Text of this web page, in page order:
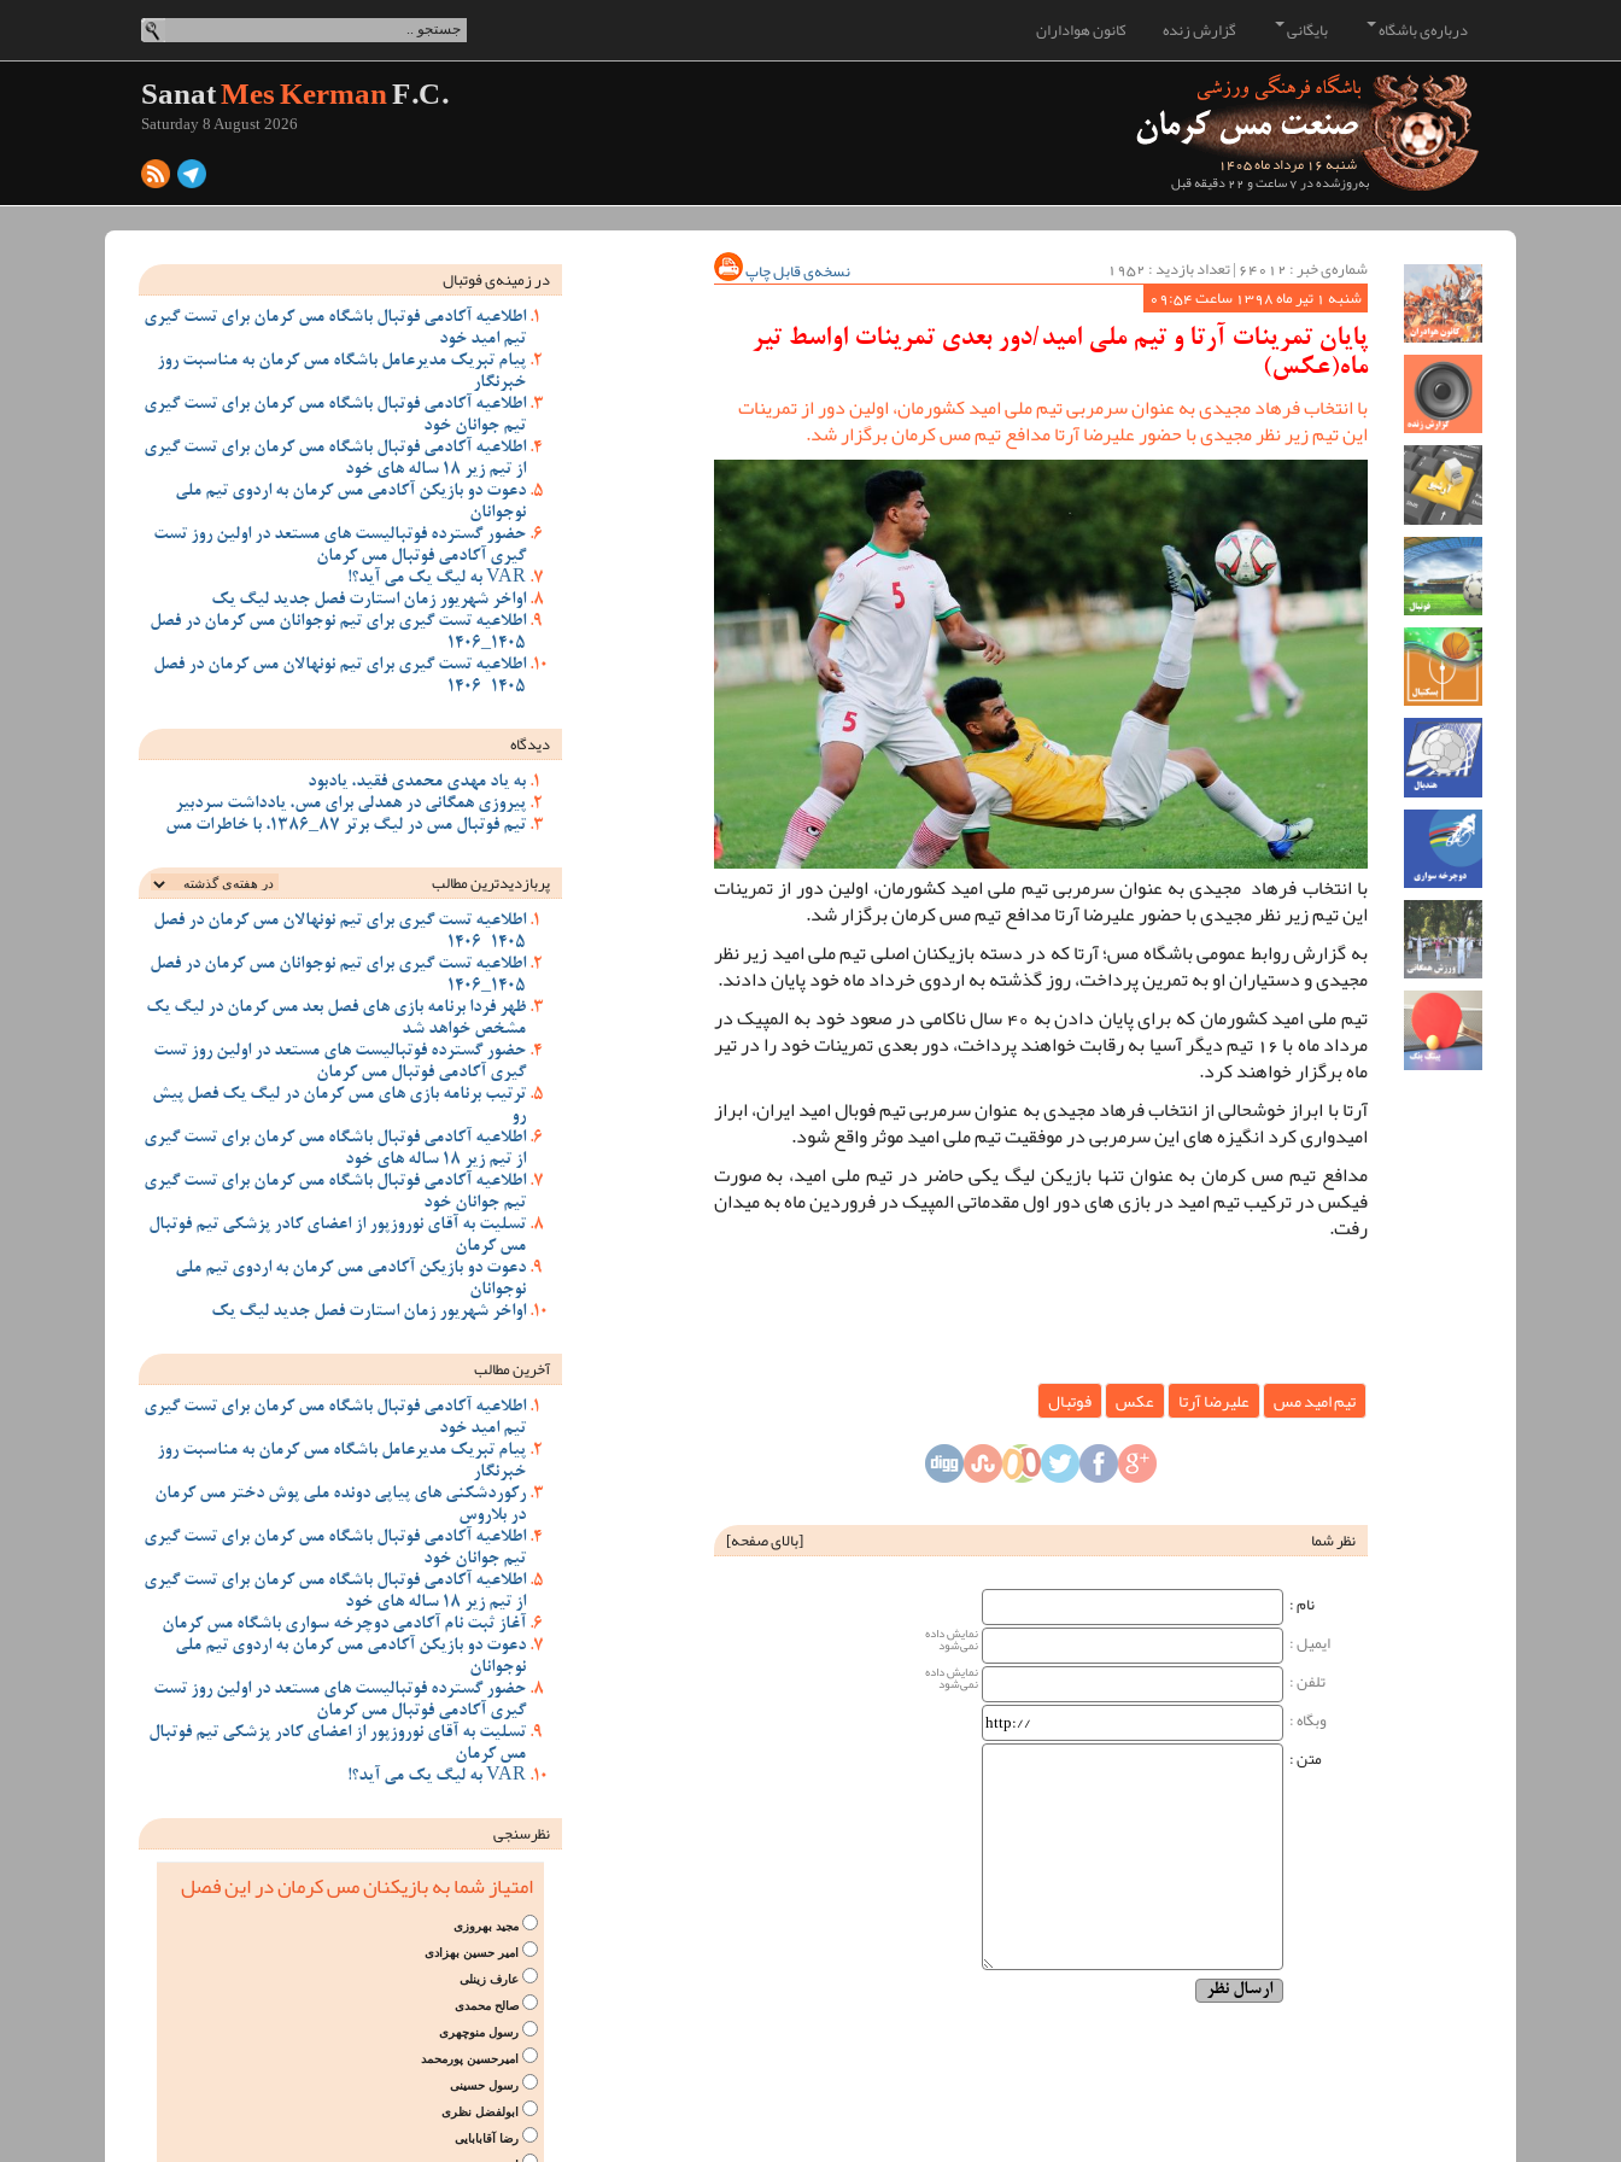
کانون هواداران گزارش زنده بایگانی درباره‌ی باشگاه
شنبه 16 مرداد ماه 1405
به‌روزشده در 7 ساعت و 22 دقیقه قبل
SanatMes KermanF.C.
Saturday 8 August 2026
شماره‌ی خبر : ‌64012 | تعداد بازدید : 1952
نسخه‌ی قابل چاپ
شنبه 1 تیر ماه 1398 ساعت 09:54
پایان تمرینات آرتا و تیم ملی امید/دور بعدی تمرینات اواسط تیر
ماه(عکس)
با انتخاب فرهاد مجیدی به عنوان سرمربی تیم ملی امید کشورمان، اولین دور از تمرینات
این تیم زیر نظر مجیدی با حضور علیرضا آرتا مدافع تیم مس کرمان برگزار شد.
با انتخاب فرهاد مجیدی به عنوان سرمربی تیم ملی امید کشورمان، اولین دور از تمرینات
این تیم زیر نظر مجیدی با حضور علیرضا آرتا مدافع تیم مس کرمان برگزار شد.
به گزارش روابط عمومی باشگاه مس؛ آرتا که در دسته بازیکنان اصلی تیم ملی امید زیر نظر
مجیدی و دستیاران او به تمرین پرداخت، روز گذشته به اردوی خرداد ماه خود پایان دادند.
تیم ملی امید کشورمان که برای پایان دادن به 40 سال ناکامی در صعود خود به المپیک در
مرداد ماه با 16 تیم دیگر آسیا به رقابت خواهند پرداخت، دور بعدی تمرینات خود را در تیر
ماه برگزار خواهند کرد.
آرتا با ابراز خوشحالی از انتخاب فرهاد مجیدی به عنوان سرمربی تیم فوبال امید ایران، ابراز
امیدواری کرد انگیزه های این سرمربی در موفقیت تیم ملی امید موثر واقع شود.
مدافع تیم مس کرمان به عنوان تنها بازیکن لیگ یکی حاضر در تیم ملی امید، به صورت
فیکس در ترکیب تیم امید در بازی های دور اول مقدماتی المپیک در فروردین ماه به میدان
رفت.
تیم امید مس علیرضا آرتا عکس فوتبال
نظر شما [بالای صفحه]
نام‌ :
ایمیل :
نمایش داده
نمی‌شود
تلفن : نمایش داده
نمی‌شود
وبگاه‌ :
متن :
در زمینه‌ی فوتبال
اطلاعیه آکادمی فوتبال باشگاه مس کرمان برای تست گیری
تیم امید خود
پیام تبریک مدیرعامل باشگاه مس کرمان به مناسبت روز
خبرنگار
اطلاعیه آکادمی فوتبال باشگاه مس کرمان برای تست گیری
تیم جوانان خود
اطلاعیه آکادمی فوتبال باشگاه مس کرمان برای تست گیری
از تیم زیر 18 ساله های خود
دعوت دو بازیکن آکادمی مس کرمان به اردوی تیم ملی
نوجوانان
حضور گسترده فوتبالیست های مستعد در اولین روز تست
گیری آکادمی فوتبال مس کرمان
VAR به لیگ یک می آید؟!
اواخر شهریور زمان استارت فصل جدید لیگ یک
اطلاعیه تست گیری برای تیم نوجوانان مس کرمان در فصل
1405_1406
اطلاعیه تست گیری برای تیم نونهالان مس کرمان در فصل
1405-1406
دیدگاه
به یاد مهدی محمدی فقید، یادبود
پیروزی همگانی در همدلی برای مس، یادداشت سردبیر
تیم فوتبال مس در لیگ برتر 87_1386، با خاطرات مس
پربازدیدترین‌ مطالب
اطلاعیه تست گیری برای تیم نونهالان مس کرمان در فصل
1405-1406
اطلاعیه تست گیری برای تیم نوجوانان مس کرمان در فصل
1405_1406
ظهر فردا برنامه بازی های فصل بعد مس کرمان در لیگ یک
مشخص خواهد شد
حضور گسترده فوتبالیست های مستعد در اولین روز تست
گیری آکادمی فوتبال مس کرمان
ترتیب برنامه بازی های مس کرمان در لیگ یک فصل پیش
رو
اطلاعیه آکادمی فوتبال باشگاه مس کرمان برای تست گیری
از تیم زیر 18 ساله های خود
اطلاعیه آکادمی فوتبال باشگاه مس کرمان برای تست گیری
تیم جوانان خود
تسلیت به آقای نوروزپور از اعضای کادر پزشکی تیم فوتبال
مس کرمان
دعوت دو بازیکن آکادمی مس کرمان به اردوی تیم ملی
نوجوانان
اواخر شهریور زمان استارت فصل جدید لیگ یک
آخرین مطالب
اطلاعیه آکادمی فوتبال باشگاه مس کرمان برای تست گیری
تیم امید خود
پیام تبریک مدیرعامل باشگاه مس کرمان به مناسبت روز
خبرنگار
رکوردشکنی های پیاپی دونده ملی پوش دختر مس کرمان
در بلاروس
اطلاعیه آکادمی فوتبال باشگاه مس کرمان برای تست گیری
تیم جوانان خود
اطلاعیه آکادمی فوتبال باشگاه مس کرمان برای تست گیری
از تیم زیر 18 ساله های خود
آغاز ثبت نام آکادمی دوچرخه سواری باشگاه مس کرمان
دعوت دو بازیکن آکادمی مس کرمان به اردوی تیم ملی
نوجوانان
حضور گسترده فوتبالیست های مستعد در اولین روز تست
گیری آکادمی فوتبال مس کرمان
تسلیت به آقای نوروزپور از اعضای کادر پزشکی تیم فوتبال
مس کرمان
VAR به لیگ یک می آید؟!
نظرسنجی
امتیاز شما به بازیکنان مس کرمان در این فصل
مجید بهروزی
امیر حسین بهزادی
عارف زینلی
صالح محمدی
رسول منوچهری
امیرحسین پورمحمد
رسول حسینی
ابولفضل نظری
رضا آقابابایی